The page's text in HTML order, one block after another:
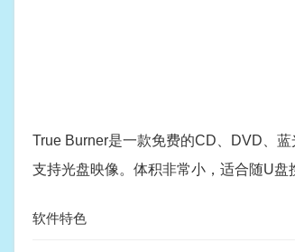
True Burner是一款免费的CD、DVD、
支持光盘映像。体积非常小，适合随U盘
软件特色